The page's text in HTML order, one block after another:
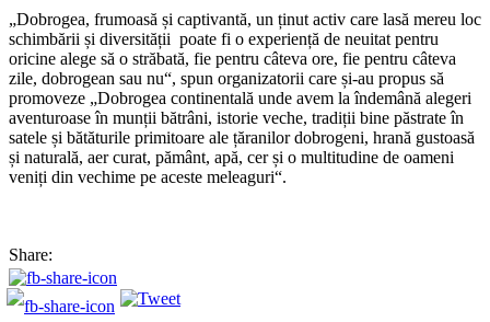
„Dobrogea, frumoasă și captivantă, un ținut activ care lasă mereu loc
schimbării și diversității poate fi o experiență de neuitat pentru
oricine alege să o străbată, fie pentru câteva ore, fie pentru câteva
zile, dobrogean sau nu“, spun organizatorii care și-au propus să
promoveze „Dobrogea continentală unde avem la îndemână alegeri
aventuroase în munții bătrâni, istorie veche, tradiții bine păstrate în
satele și bătăturile primitoare ale țăranilor dobrogeni, hrană gustoasă
și naturală, aer curat, pământ, apă, cer și o multitudine de oameni
veniți din vechime pe aceste meleaguri“.
Share: